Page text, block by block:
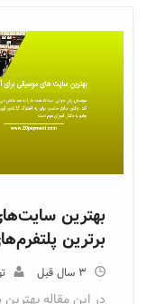
بهترین
برترین
3 سال قبل
در این مقاله